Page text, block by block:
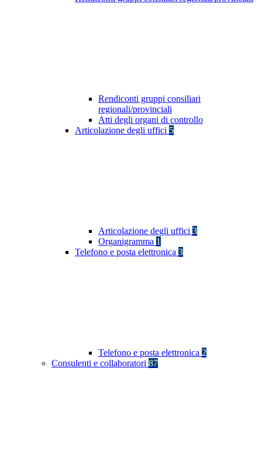
Rendiconti gruppi consiliari
regionali/provinciali
Atti degli organi di controllo
Articolazione degli uffici 5
Articolazione degli uffici 3
Organigramma 1
Telefono e posta elettronica 3
Telefono e posta elettronica 2
Consulenti e collaboratori 87